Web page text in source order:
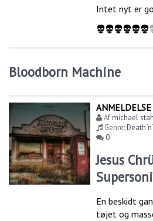
Intet nyt er
Bloodborn Machine
ANMELDELSE
Afmichael
Genre:
0
Jesus
​​​​​​​En beskidt
tøjet og